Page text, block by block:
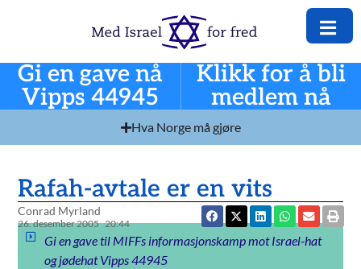
Gi en gave nå
Vipps 44945
Klikk for å bli
medlem nå
Hva Norge må gjøre
Rafah-avtale er en vits
Conrad Myrland
26. desember 2005 20:44
Gi en gave til MIFFs informasjonskamp mot Israel-hat
og jødehat Vipps 44945